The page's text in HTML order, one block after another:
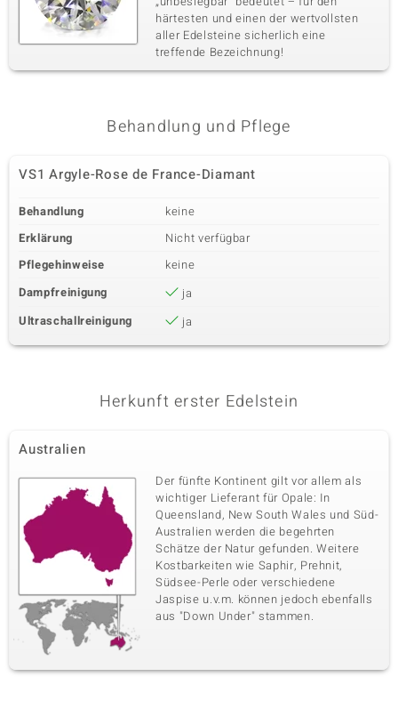
härtesten und einen der wertvollsten
aller Edelsteine sicherlich eine
treffende Bezeichnung!
Behandlung und Pflege
VS1 Argyle-Rose de France-Diamant
Behandlung
keine
Erklärung
Nicht verfügbar
Pflegehinweise
keine
Dampfreinigung
ja
Ultraschallreinigung
ja
Herkunft erster Edelstein
Australien
Der fünfte Kontinent gilt vor allem als
wichtiger Lieferant für Opale: In
Queensland, New South Wales und Süd-
Australien werden die begehrten
Schätze der Natur gefunden. Weitere
Kostbarkeiten wie Saphir, Prehnit,
Südsee-Perle oder verschiedene
Jaspise u.v.m. können jedoch ebenfalls
aus "Down Under" stammen.